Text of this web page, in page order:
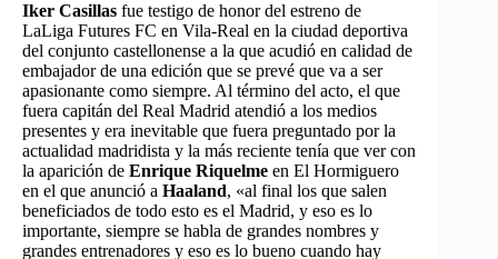
Iker Casillas fue testigo de honor del estreno de
LaLiga Futures FC en Vila-Real en la ciudad deportiva
del conjunto castellonense a la que acudió en calidad de
embajador de una edición que se prevé que va a ser
apasionante como siempre. Al término del acto, el que
fuera capitán del Real Madrid atendió a los medios
presentes y era inevitable que fuera preguntado por la
actualidad madridista y la más reciente tenía que ver con
la aparición de Enrique Riquelme en El Hormiguero
en el que anunció a Haaland, «al final los que salen
beneficiados de todo esto es el Madrid, y eso es lo
importante, siempre se habla de grandes nombres y
grandes entrenadores y eso es lo bueno cuando hay